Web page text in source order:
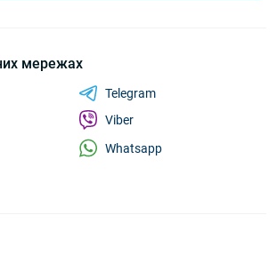
мережах
Telegram
Viber
Whatsapp